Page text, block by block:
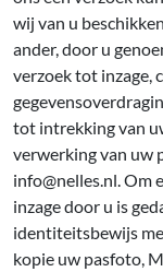
wij van u
ander, door u
verzoek tot inzage,
tot intrekking van
verwerking van uw
info@nelles.nl. Om
inzage door u is
identiteitsbewijs
kopie uw pasfoto,